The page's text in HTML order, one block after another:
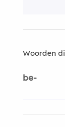
Woorden
be-